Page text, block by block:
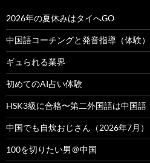
2026年の夏休みはタイへGO
中国語コーチングと発音指導（体験）
ギュられる業界
初めてのAI占い体験
HSK3級に合格〜第二外国語は中国語
中国でも自炊おじさん（2026年7月）
100を切りたい男＠中国